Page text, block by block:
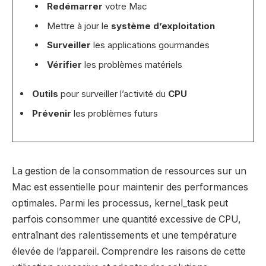
Redémarrer votre Mac
Mettre à jour le système d’exploitation
Surveiller les applications gourmandes
Vérifier les problèmes matériels
Outils pour surveiller l’activité du CPU
Prévenir les problèmes futurs
La gestion de la consommation de ressources sur un
Mac est essentielle pour maintenir des performances
optimales. Parmi les processus, kernel_task peut
parfois consommer une quantité excessive de CPU,
entraînant des ralentissements et une température
élevée de l’appareil. Comprendre les raisons de cette